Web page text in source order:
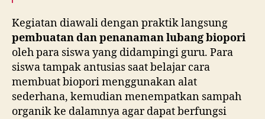
Kegiatan diawali dengan praktik langsung
pembuatan dan penanaman lubang biopori
oleh para siswa yang didampingi guru. Para
siswa tampak antusias saat belajar cara
membuat biopori menggunakan alat
sederhana, kemudian menempatkan sampah
organik ke dalamnya agar dapat berfungsi